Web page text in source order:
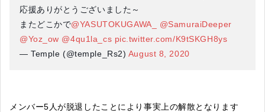
応援ありがとうございました～
またどこかで@YASUTOKUGAWA_
@SamuraiDeeper
@Yoz_ow @4qu1la_cs pic.twitter.com/K9tSKGH8ys
— Temple (@temple_Rs2) August 8, 2020
メンバー5人が脱退したことにより事実上の解散となります